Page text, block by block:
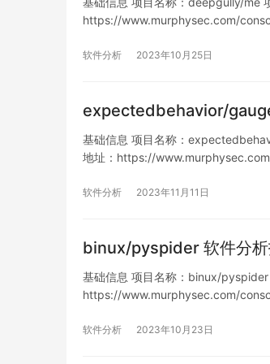
https://www.murphysec.com/
软件分析 2023年10月25日
expectedbehavior/
基础信息 项目名称：
地址：https://
软件分析 2023年11月11日
binux/pyspider 软件分
基础信息 项目名称：binux/
https://www.murphysec.com/
软件分析 2023年10月23日